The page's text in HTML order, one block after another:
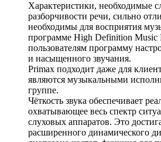
Характеристики, необходимые
разборчивости речи, сильно
необходимы для восприятия
программе High Definition Music
пользователям программу
и насыщенного звучания.
Primax подходит даже для
являются музыкальными
группе.
Чёткость звука обеспечивает
охватывающее весь спектр
слуховых аппаратов. Это
расширенного динамического